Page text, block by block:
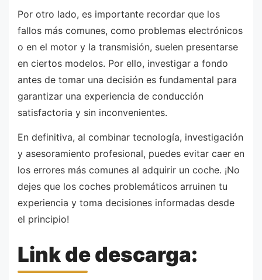
Por otro lado, es importante recordar que los
fallos más comunes, como problemas electrónicos
o en el motor y la transmisión, suelen presentarse
en ciertos modelos. Por ello, investigar a fondo
antes de tomar una decisión es fundamental para
garantizar una experiencia de conducción
satisfactoria y sin inconvenientes.
En definitiva, al combinar tecnología, investigación
y asesoramiento profesional, puedes evitar caer en
los errores más comunes al adquirir un coche. ¡No
dejes que los coches problemáticos arruinen tu
experiencia y toma decisiones informadas desde
el principio!
Link de descarga: